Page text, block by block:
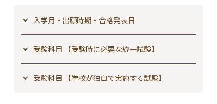
入学月・出願時期・合格発表日
受験科目 【受験時に必要な統一試験】
受験科目 【学校が独自で実施する試験】